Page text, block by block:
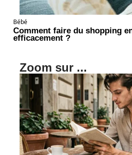
Bébé
Comment faire du shopping
efficacement ?
Zoom sur ...